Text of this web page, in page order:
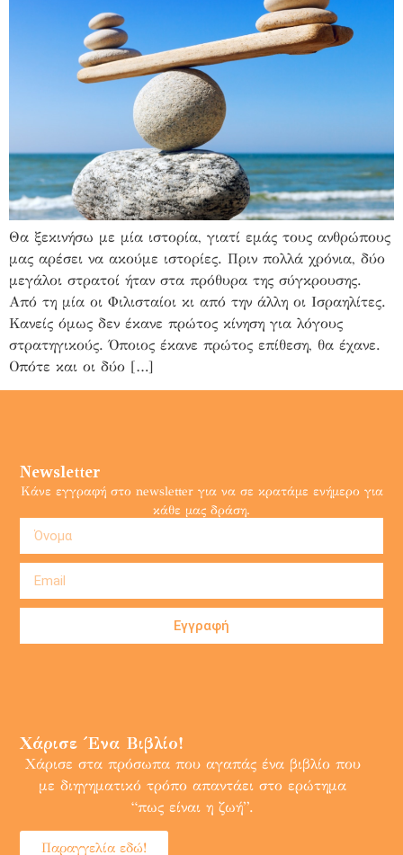
Θα ξεκινήσω με μία ιστορία, γιατί εμάς τους ανθρώπους
μας αρέσει να ακούμε ιστορίες. Πριν πολλά χρόνια, δύο
μεγάλοι στρατοί ήταν στα πρόθυρα της σύγκρουσης.
Από τη μία οι Φιλισταίοι κι από την άλλη οι Ισραηλίτες.
Κανείς όμως δεν έκανε πρώτος κίνηση για λόγους
στρατηγικούς. Όποιος έκανε πρώτος επίθεση, θα έχανε.
Οπότε και οι δύο […]
Χάρισε Ένα Βιβλίο!
Χάρισε στα πρόσωπα που αγαπάς ένα βιβλίο που
με διηγηματικό τρόπο απαντάει στο ερώτημα
“πως είναι η ζωή”.
Παραγγελία εδώ!
Newsletter
Κάνε εγγραφή στο newsletter για να σε κρατάμε ενήμερο για
κάθε μας δράση.
Εγγραφή